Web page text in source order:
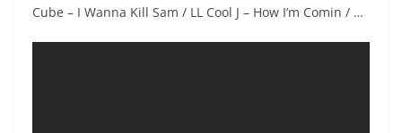
Cube – I Wanna Kill Sam / LL Cool J – How I’m Comin / …